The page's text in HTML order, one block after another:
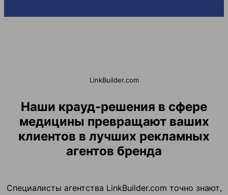
LinkBuilder.com
Наши крауд-решения в сфере
медицины превращают ваших
клиентов в лучших рекламных
агентов бренда
Специалисты агентства LinkBuilder.com точно знают,